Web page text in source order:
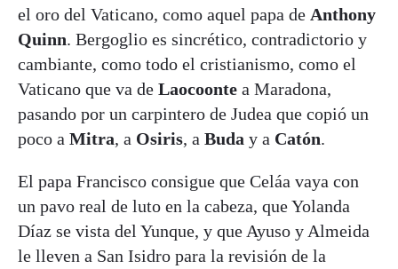
el oro del Vaticano, como aquel papa de Anthony
Quinn. Bergoglio es sincrético, contradictorio y
cambiante, como todo el cristianismo, como el
Vaticano que va de Laocoonte a Maradona,
pasando por un carpintero de Judea que copió un
poco a Mitra, a Osiris, a Buda y a Catón.
El papa Francisco consigue que Celáa vaya con
un pavo real de luto en la cabeza, que Yolanda
Díaz se vista del Yunque, y que Ayuso y Almeida
le lleven a San Isidro para la revisión de la